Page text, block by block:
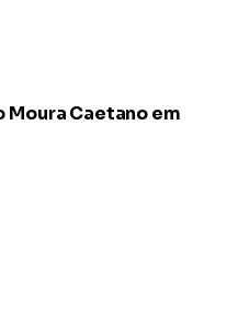
Moura Caetano em